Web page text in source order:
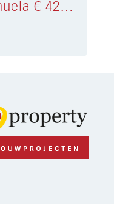
Penthouse La Carihuela € 425.000,-